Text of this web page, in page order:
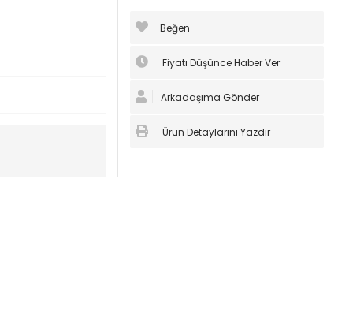
Beğen
Fiyatı Düşünce Haber Ver
Arkadaşıma Gönder
Ürün Detaylarını Yazdır